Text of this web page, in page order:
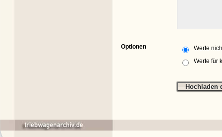
Optionen
Werte
Werte für